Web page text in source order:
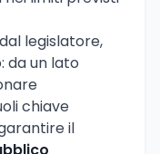
legislatore,
da un lato
chiave
il